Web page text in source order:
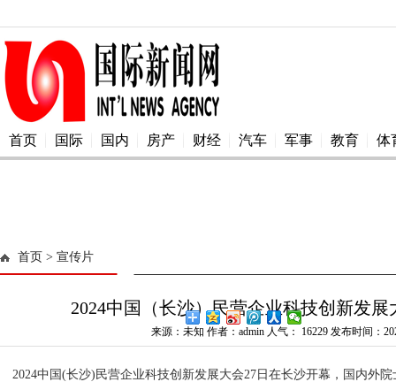
首页 国际 国内 房产 财经 汽车 军事 教育 体
首页 > 宣传片
2024中国（长沙）民营企业科技创新发
来源：未知 作者：admin 人气： 16229 发布时间：
2024中国(长沙)民营企业科技创新发展大会27日在长沙开幕，国内外